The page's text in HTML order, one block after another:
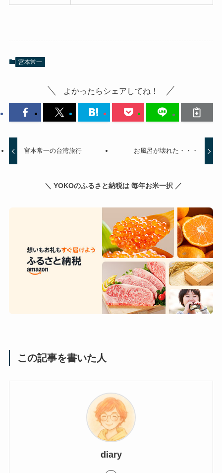
宮本常一
よかったらシェアしてね！
宮本常一の台湾旅行 お風呂が壊れた・・・
＼ YOKOのふるさと納税は 毎年お米一択 ／
この記事を書いた人
diary